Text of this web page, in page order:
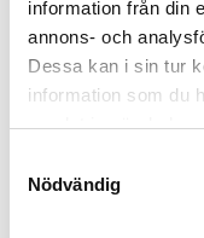
information från din
annons- och
Dessa kan i sin tur
information som du
samlat in när du har
Nödvändig